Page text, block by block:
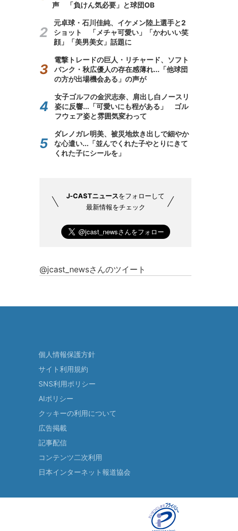
声 「負けん気必要」と球団OB
元卓球・石川佳純、イケメン陸上選手と2
ショット 「メチャ可愛い」「かわいい笑
顔」「美男美女」話題に
電撃トレードの巨人・リチャード、ソフト
バンク・秋広優人の存在感薄れ...「他球団
の方が出場機会ある」の声が
女子ゴルフの金沢志奈、肩出し白ノースリ
姿に反響...「可愛いにも程がある」 ゴル
フウェア姿と雰囲気変わって
ダレノガレ明美、被災地炊き出しで細やか
な心遣い...「並んでくれた子やとりにきて
くれた子にシールを」
J-CASTニュースをフォローして
最新情報をチェック
@jcast_newsさんのツイート
個人情報保護方針
サイト利用規約
SNS利用ポリシー
AIポリシー
クッキーの利用について
広告掲載
記事配信
コンテンツ二次利用
日本インターネット報道協会